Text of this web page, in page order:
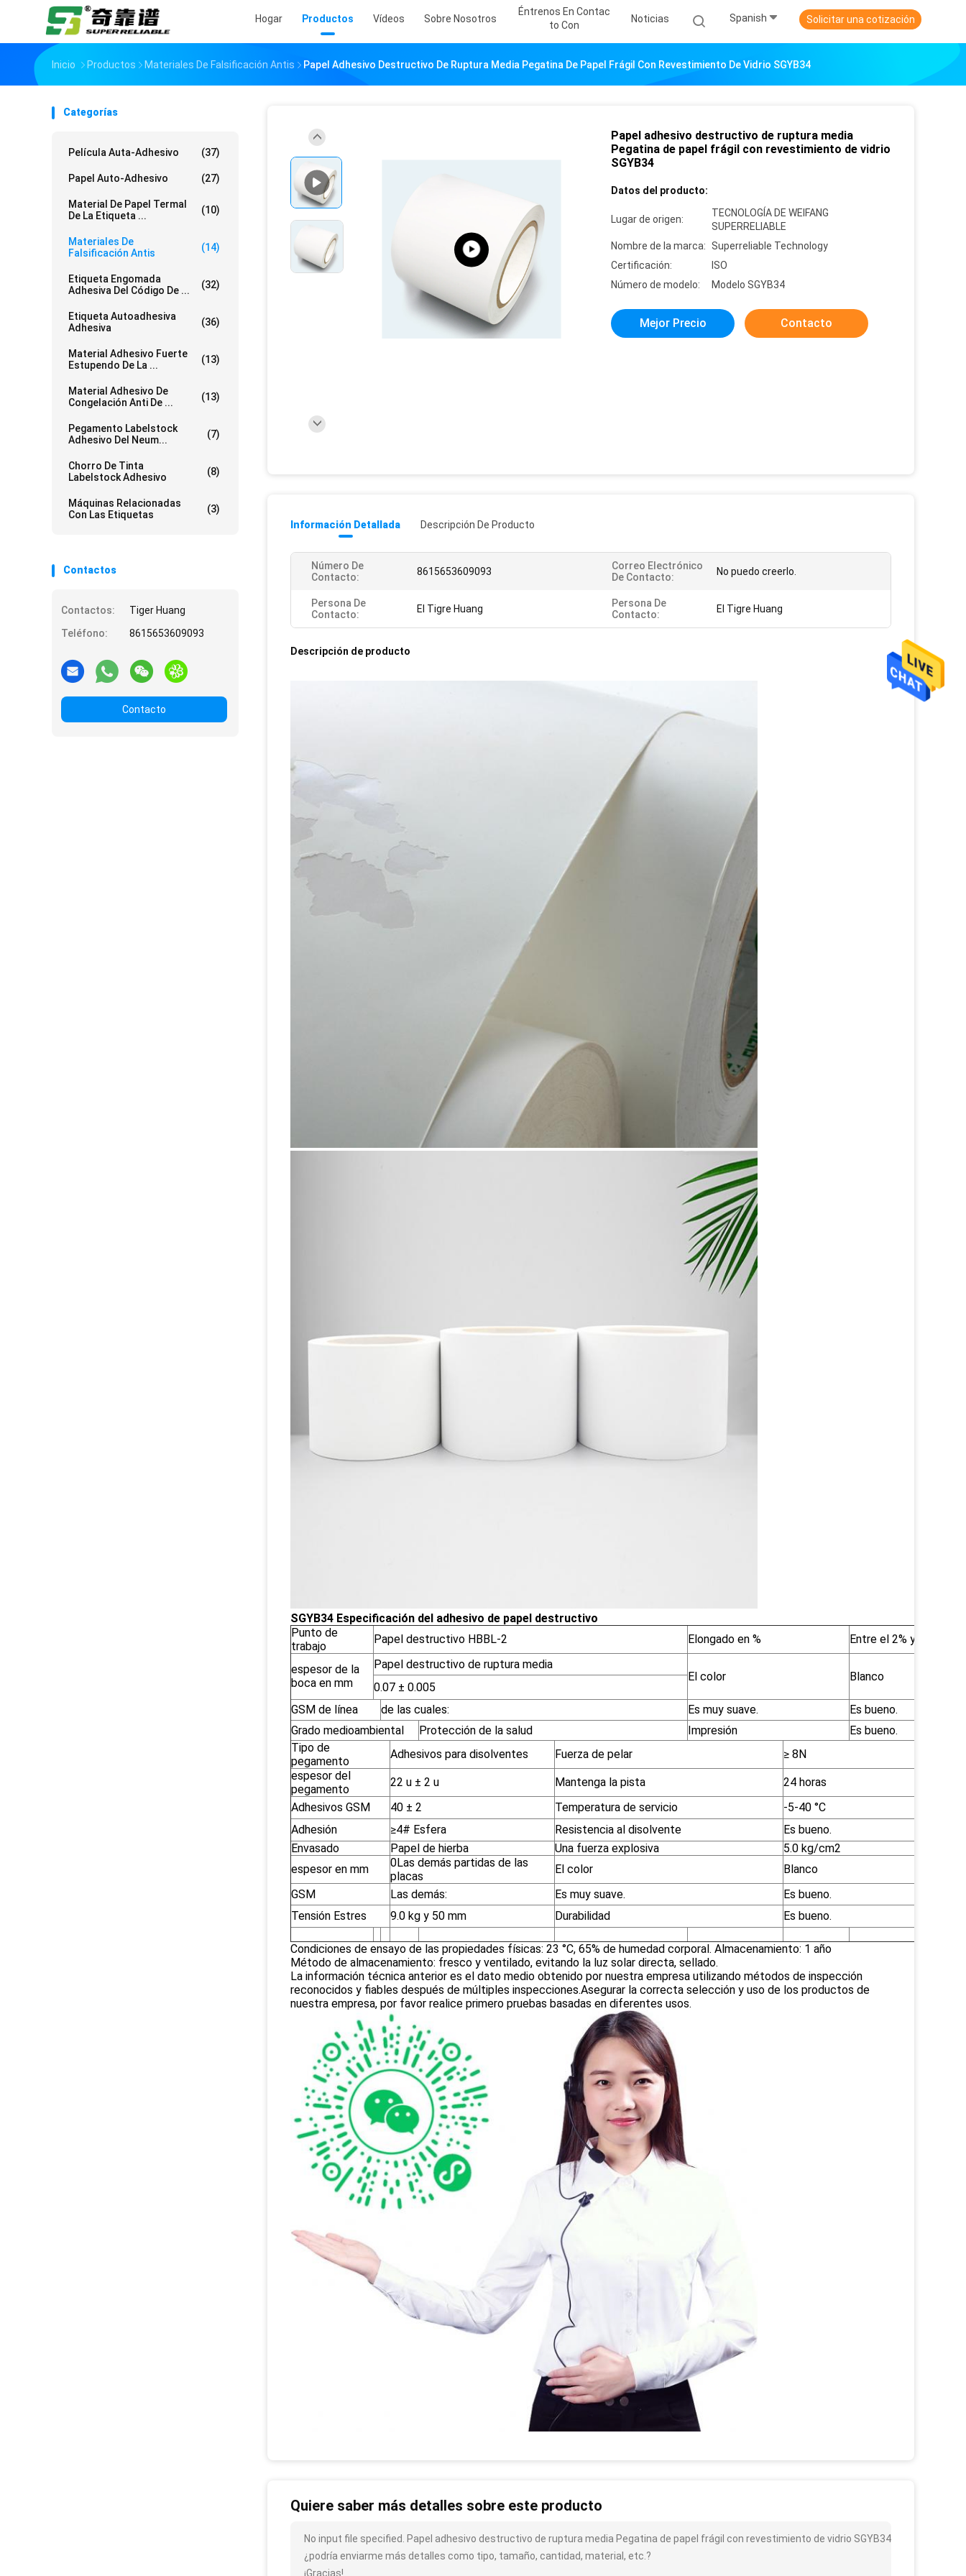
Hogar Productos Vídeos Sobre Nosotros
Éntrenos En Contac
To Con
Noticias Spanish Solicitar una cotización
Inicio Productos Materiales De Falsificación Antis Papel Adhesivo Destructivo De Ruptura Media Pegatina De Papel Frágil Con Revestimiento De Vidrio SGYB34
Categorías
Película Auta-Adhesivo (37)
Papel Auto-Adhesivo (27)
Material De Papel Termal
De La Etiqueta ...
(10)
Materiales De
Falsificación Antis
(14)
Etiqueta Engomada
Adhesiva Del Código De ...
(32)
Etiqueta Autoadhesiva
Adhesiva
(36)
Material Adhesivo Fuerte
Estupendo De La ...
(13)
Material Adhesivo De
Congelación Anti De ...
(13)
Pegamento Labelstock
Adhesivo Del Neum...
(7)
Chorro De Tinta
Labelstock Adhesivo
(8)
Máquinas Relacionadas
Con Las Etiquetas
(3)
Contactos
Contactos:
Tiger Huang
Teléfono:
8615653609093
Contacto
Papel adhesivo destructivo de ruptura media
Pegatina de papel frágil con revestimiento de vidrio
SGYB34
Datos del producto:
Lugar de origen:
TECNOLOGÍA DE WEIFANG
SUPERRELIABLE
Nombre de la marca: Superreliable Technology
Certificación:
ISO
Número de modelo:
Modelo SGYB34
Mejor Precio Contacto
Información Detallada Descripción De Producto
Número De
Contacto:
8615653609093
Correo Electrónico
De Contacto:
No puedo creerlo.
Persona De
Contacto:
El Tigre Huang
Persona De
Contacto:
El Tigre Huang
Descripción de producto
SGYB34 Especificación del adhesivo de papel destructivo
Punto de
trabajo
Papel destructivo HBBL-2 Elongado en % Entre el 2% y el 4%
espesor de la
boca en mm
Papel destructivo de ruptura media
El color
Blanco
0.07 ± 0.005
GSM de línea
de las cuales: Es muy suave.
Es bueno.
Grado medioambiental
Protección de la salud Impresión
Es bueno.
Tipo de
pegamento
Adhesivos para disolventes Fuerza de pelar
≥ 8N
espesor del
pegamento
22 u ± 2 u Mantenga la pista
24 horas
Adhesivos GSM
40 ± 2 Temperatura de servicio
-5-40 °C
Adhesión
≥4# Esfera Resistencia al disolvente
Es bueno.
Envasado
Papel de hierba Una fuerza explosiva
5.0 kg/cm2
espesor en mm
0Las demás partidas de las
placas
El color
Blanco
GSM
Las demás: Es muy suave.
Es bueno.
Tensión Estres
9.0 kg y 50 mm Durabilidad Es bueno.
Condiciones de ensayo de las propiedades físicas: 23 °C, 65% de humedad corporal. Almacenamiento: 1 año
Método de almacenamiento: fresco y ventilado, evitando la luz solar directa, sellado.
La información técnica anterior es el dato medio obtenido por nuestra empresa utilizando métodos de inspección
reconocidos y fiables después de múltiples inspecciones.Asegurar la correcta selección y uso de los productos de
nuestra empresa, por favor realice primero pruebas basadas en diferentes usos.
Quiere saber más detalles sobre este producto
No input file specified. Papel adhesivo destructivo de ruptura media Pegatina de papel frágil con revestimiento de vidrio SGYB34
¿podría enviarme más detalles como tipo, tamaño, cantidad, material, etc.?
¡Gracias!